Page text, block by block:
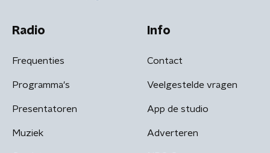
Radio
Frequenties
Programma's
Presentatoren
Muziek
Info
Contact
Veelgestelde vragen
App de studio
Adverteren